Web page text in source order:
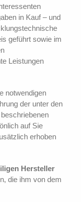
in Kauf – und
geführt sowie im
Leistungen
notwendigen
der unter den
auf Sie
erhoben
Hersteller
die ihm von dem